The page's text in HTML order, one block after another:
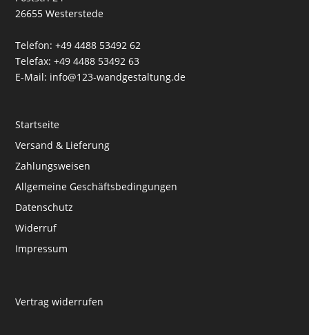
26655 Westerstede
Telefon: +49 4488 53492 62
Telefax: +49 4488 53492 63
E-Mail: info@123-wandgestaltung.de
Startseite
Versand & Lieferung
Zahlungsweisen
Allgemeine Geschäftsbedingungen
Datenschutz
Widerruf
Impressum
Vertrag widerrufen